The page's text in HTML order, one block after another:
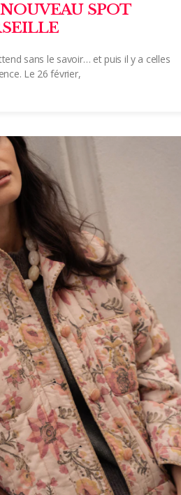
SPOT
sans le savoir… et puis il y a celles
Le 26 février,